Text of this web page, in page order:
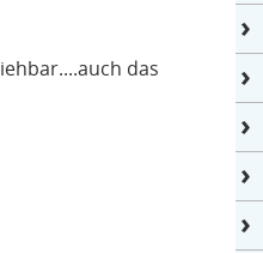
das